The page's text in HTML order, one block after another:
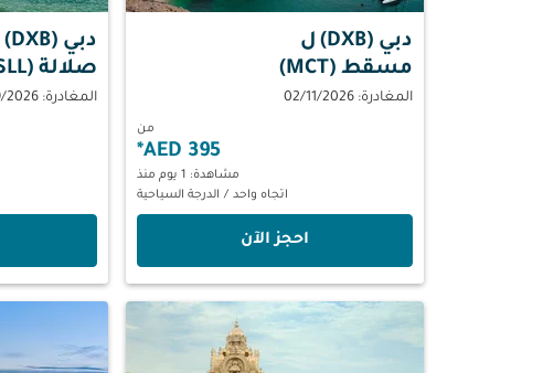
دبي (DXB)
ل
مسقط (MCT)
المغادرة: 02/11/2026
من
395 AED
*
مشاهدة: 1 يوم منذ
اتجاه واحد / الدرجة السياحية
‫احجز الآن‬
دبي (DXB)
صلالة (SLL)
المغادرة: 09/09/2026